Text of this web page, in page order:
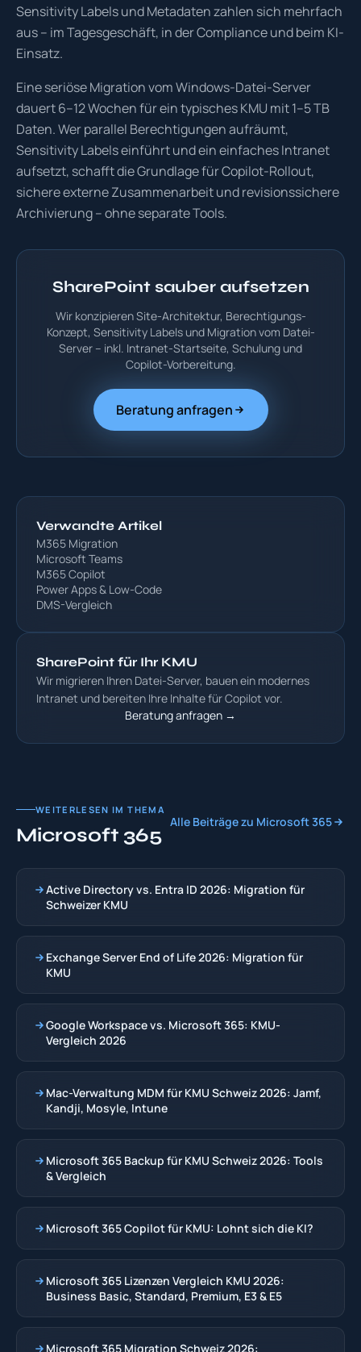
Sensitivity Labels und Metadaten zahlen sich mehrfach
aus – im Tagesgeschäft, in der Compliance und beim KI-
Einsatz.
Eine seriöse Migration vom Windows-Datei-Server
dauert 6–12 Wochen für ein typisches KMU mit 1–5 TB
Daten. Wer parallel Berechtigungen aufräumt,
Sensitivity Labels einführt und ein einfaches Intranet
aufsetzt, schafft die Grundlage für Copilot-Rollout,
sichere externe Zusammenarbeit und revisionssichere
Archivierung – ohne separate Tools.
SharePoint sauber aufsetzen
Wir konzipieren Site-Architektur, Berechtigungs-
Konzept, Sensitivity Labels und Migration vom Datei-
Server – inkl. Intranet-Startseite, Schulung und
Copilot-Vorbereitung.
Beratung anfragen
Verwandte Artikel
M365 Migration
Microsoft Teams
M365 Copilot
Power Apps & Low-Code
DMS-Vergleich
SharePoint für Ihr KMU
Wir migrieren Ihren Datei-Server, bauen ein modernes
Intranet und bereiten Ihre Inhalte für Copilot vor.
Beratung anfragen →
WEITERLESEN IM THEMA
Microsoft 365
Alle Beiträge zu Microsoft 365
Active Directory vs. Entra ID 2026: Migration für
Schweizer KMU
Exchange Server End of Life 2026: Migration für
KMU
Google Workspace vs. Microsoft 365: KMU-
Vergleich 2026
Mac-Verwaltung MDM für KMU Schweiz 2026: Jamf,
Kandji, Mosyle, Intune
Microsoft 365 Backup für KMU Schweiz 2026: Tools
& Vergleich
Microsoft 365 Copilot für KMU: Lohnt sich die KI?
Microsoft 365 Lizenzen Vergleich KMU 2026:
Business Basic, Standard, Premium, E3 & E5
Microsoft 365 Migration Schweiz 2026: